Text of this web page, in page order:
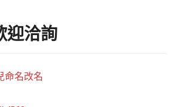
迎洽詢
命名改名